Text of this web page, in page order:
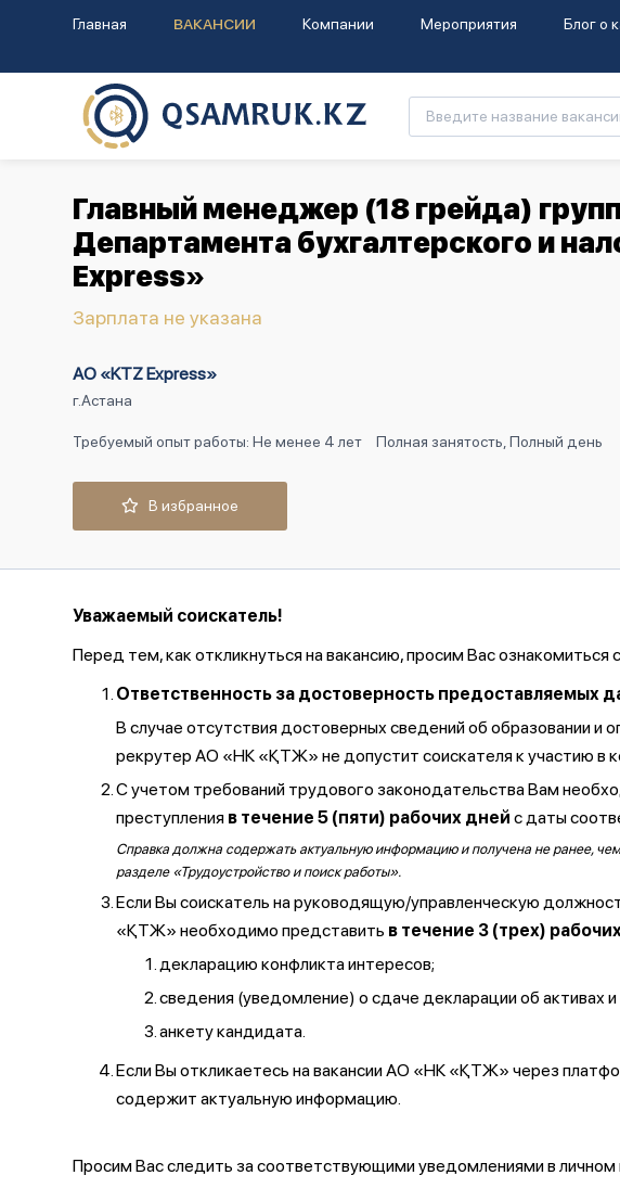
Главная ВАКАНСИИ Компании Мероприятия Блог о
Главный менеджер (18 грейда)
Департамента бухгалтерского и
Express»
Зарплата не указана
АО «KTZ Express»
г.Астана
Требуемый опыт работы: Не менее 4 лет Полная занятость, Полный день
В избранное
Уважаемый соискатель!
Перед тем, как откликнуться на вакансию, просим Вас
Ответственность за достоверность предоставляемых
В случае отсутствия достоверных сведений об образовании
рекрутер АО «НК «ҚТЖ» не допустит соискателя к участию в
С учетом требований трудового законодательства Вам
преступления в течение 5 (пяти) рабочих дней с даты
Справка должна содержать актуальную информацию и получена не ранее,
разделе «Трудоустройство и поиск работы».
Если Вы соискатель на руководящую/управленческую
«ҚТЖ» необходимо представить в течение 3 (трех)
декларацию конфликта интересов;
сведения (уведомление) о сдаче декларации об активах
анкету кандидата.
Если Вы откликаетесь на вакансии АО «НК «ҚТЖ» через
содержит актуальную информацию.
Просим Вас следить за соответствующими уведомлениями в личном